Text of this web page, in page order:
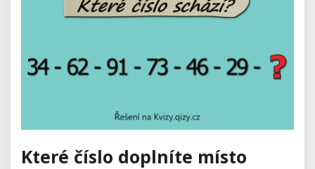
Které číslo doplníte místo